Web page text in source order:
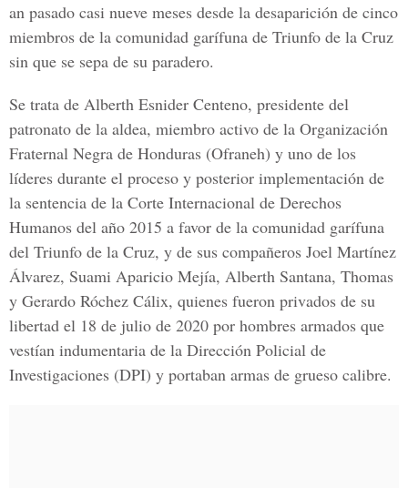
an pasado casi nueve meses desde la desaparición de cinco
miembros de la comunidad garífuna de Triunfo de la Cruz
sin que se sepa de su paradero.
Se trata de Alberth Esnider Centeno, presidente del
patronato de la aldea, miembro activo de la Organización
Fraternal Negra de Honduras (Ofraneh) y uno de los
líderes durante el proceso y posterior implementación de
la sentencia de la Corte Internacional de Derechos
Humanos del año 2015 a favor de la comunidad garífuna
del Triunfo de la Cruz, y de sus compañeros Joel Martínez
Álvarez, Suami Aparicio Mejía, Alberth Santana, Thomas
y Gerardo Róchez Cálix, quienes fueron privados de su
libertad el 18 de julio de 2020 por hombres armados que
vestían indumentaria de la Dirección Policial de
Investigaciones (DPI) y portaban armas de grueso calibre.